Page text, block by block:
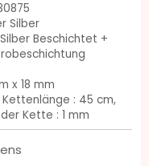
Silber
Beschichtet +
x 18 mm
Kettenlänge : 45 cm,
Kette : 1 mm